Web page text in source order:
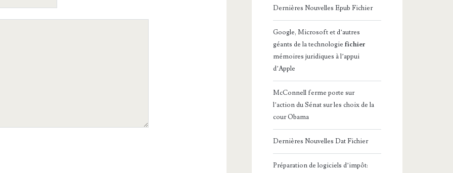
Dernières Nouvelles Epub Fichier
Google, Microsoft et d’autres
géants de la technologiefichier
mémoires juridiques à l’appui
d’Apple
McConnell ferme porte sur
l’action du Sénat sur les choix de la
cour Obama
Dernières Nouvelles Dat Fichier
Préparation de logiciels d’impôt: